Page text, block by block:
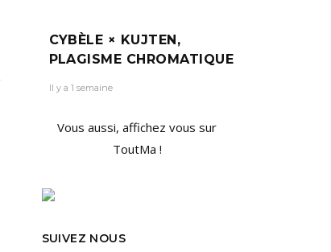
CYBÈLE × KUJTEN,
PLAGISME CHROMATIQUE
Il y a 1 semaine
Vous aussi, affichez vous sur
ToutMa !
SUIVEZ NOUS